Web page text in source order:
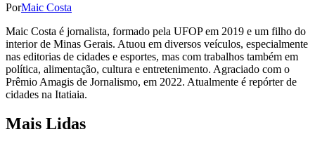
PorMaic Costa
Maic Costa é jornalista, formado pela UFOP em 2019 e um filho do
interior de Minas Gerais. Atuou em diversos veículos, especialmente
nas editorias de cidades e esportes, mas com trabalhos também em
política, alimentação, cultura e entretenimento. Agraciado com o
Prêmio Amagis de Jornalismo, em 2022. Atualmente é repórter de
cidades na Itatiaia.
Mais Lidas